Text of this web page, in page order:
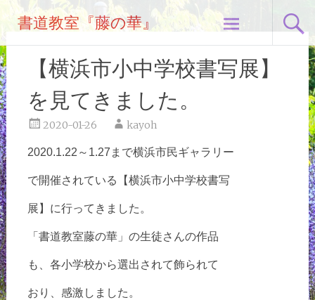
テ
ン
ツ
へ
ス
キ
ッ
プ
書道教室『藤の華』
【横浜市小中学校書写展】
を見てきました。
2020-01-26 kayoh
2020.1.22～1.27まで横浜市民ギャラリー
で開催されている【横浜市小中学校書写
展】 に行ってきました。
「書道教室藤の華」の生徒さんの作品
も、 各小学校から選出されて飾られて
おり、感激しました。